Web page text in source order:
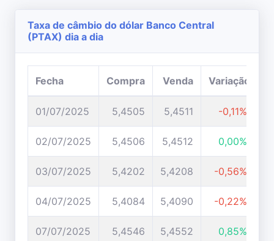
Taxa de câmbio do dólar Banco Central
(PTAX) dia a dia
Fecha Compra Venda Variação
01/07/2025 5,4505 5,4511 -0,11%
02/07/2025 5,4506 5,4512 0,00%
03/07/2025 5,4202 5,4208 -0,56%
04/07/2025 5,4084 5,4090 -0,22%
07/07/2025 5,4546 5,4552 0,85%